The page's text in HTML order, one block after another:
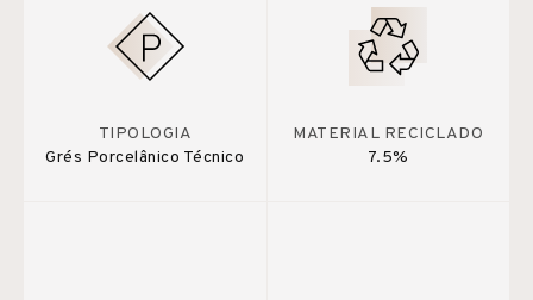
TIPOLOGIA
Grés Porcelânico Técnico
MATERIAL RECICLADO
7.5%